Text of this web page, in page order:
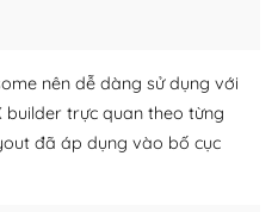
cài đặt thêm vào
tính năng cần thiết. Có
phí.
đảo, thư viện themes và
nên dễ dàng sử dụng với
trực quan theo từng
đã áp dụng vào bố cục